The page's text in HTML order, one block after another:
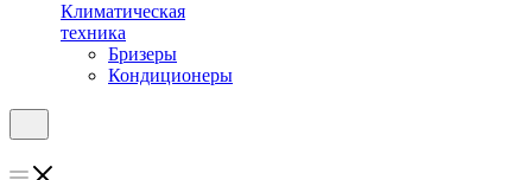
Климатическая
техника
Бризеры
Кондиционеры